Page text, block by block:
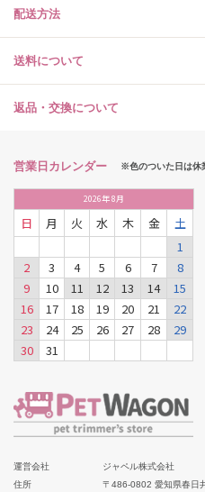
配送方法
送料について
返品・交換について
営業日カレンダー ※色のついた日は休
2026年8月
日 月 火 水 木 金
土
1
2
3 4 5 6 7
8
9
10 11 12 13 14
15
16
17 18 19 20 21
22
23
24 25 26 27 28
29
30
31
運営会社
ジャペル株式会社
住所
〒486-0802 愛知県春日